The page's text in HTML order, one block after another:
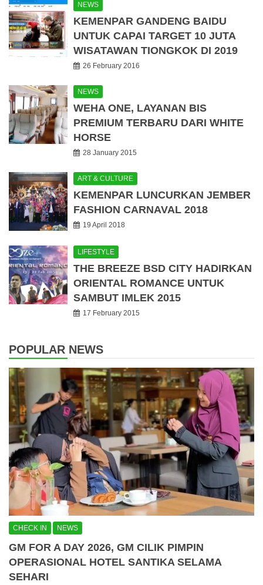
NEWS
KEMENPAR GANDENG BAIDU
UNTUK CAPAI TARGET 10 JUTA
WISATAWAN TIONGKOK DI 2019
26 February 2016
NEWS
WEHA ONE, LAYANAN BIS
PREMIUM TERBARU DARI WHITE
HORSE
28 January 2015
ART & CULTURE
KEMENPAR LUNCURKAN JEMBER
FASHION CARNAVAL 2018
19 April 2018
LIFESTYLE
THE BREEZE BSD CITY HADIRKAN
ORIENTAL ROMANCE UNTUK
SAMBUT IMLEK 2015
17 February 2015
POPULAR NEWS
CHECK IN NEWS
GM FOR A DAY 2026, GM CILIK PIMPIN
OPERASIONAL HOTEL SANTIKA SELAMA
SEHARI